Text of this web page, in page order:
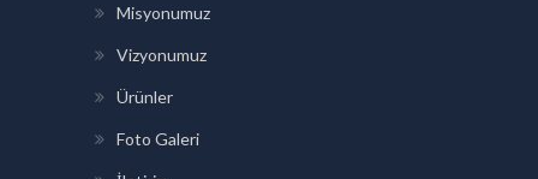
Misyonumuz
Vizyonumuz
Ürünler
Foto Galeri